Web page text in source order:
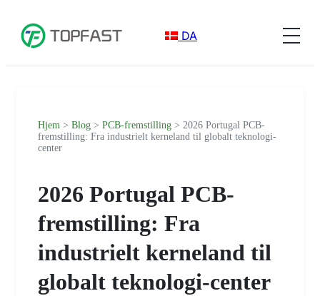
DA
Hjem > Blog > PCB-fremstilling > 2026 Portugal PCB-
fremstilling: Fra industrielt kerneland til globalt teknologi-
center
2026 Portugal PCB-
fremstilling: Fra
industrielt kerneland til
globalt teknologi-center